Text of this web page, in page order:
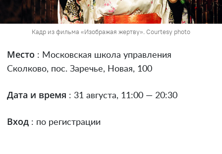
Кадр из фильма «Изображая жертву». Courtesy photo
Место : Московская школа управления
Сколково, пос. Заречье, Новая, 100
Дата и время : 31 августа, 11:00 — 20:30
Вход : по регистрации